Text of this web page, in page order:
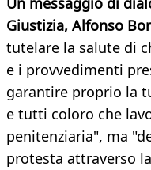
Giustizia, Alfonso
tutelare la salute di
e i provvedimenti
garantire proprio la
e tutti coloro che
penitenziaria", ma
protesta attraverso